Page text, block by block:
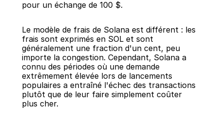
pour un échange de 100 $.
Le modèle de frais de Solana est différent : les
frais sont exprimés en SOL et sont
généralement une fraction d'un cent, peu
importe la congestion. Cependant, Solana a
connu des périodes où une demande
extrêmement élevée lors de lancements
populaires a entraîné l'échec des transactions
plutôt que de leur faire simplement coûter
plus cher.